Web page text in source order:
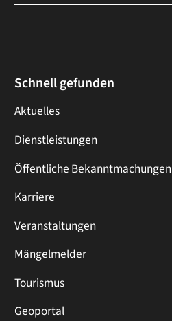
Schnell gefunden
Aktuelles
Dienstleistungen
Öffentliche Bekanntmachungen
Karriere
Veranstaltungen
Mängelmelder
Tourismus
Geoportal